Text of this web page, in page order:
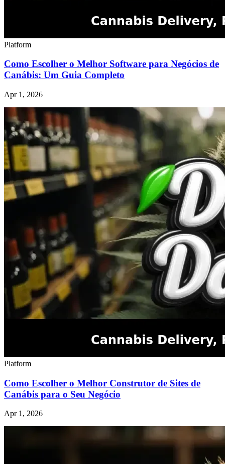
Platform
Como Escolher o Melhor Software para Negócios de
Canábis: Um Guia Completo
Apr 1, 2026
Platform
Como Escolher o Melhor Construtor de Sites de
Canábis para o Seu Negócio
Apr 1, 2026